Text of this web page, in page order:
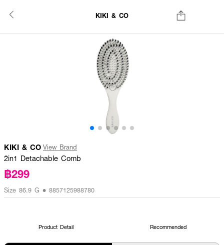
KIKI & CO
KIKI & CO View Brand
2in1 Detachable Comb
฿299
Size 86.9 G • 8857125988780
Product Detail Recommended